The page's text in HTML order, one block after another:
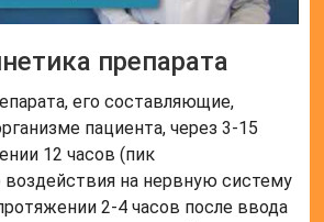
препарата
его составляющие,
пациента, через 3-15
12 часов (пик
на нервную систему
2-4 часов после ввода